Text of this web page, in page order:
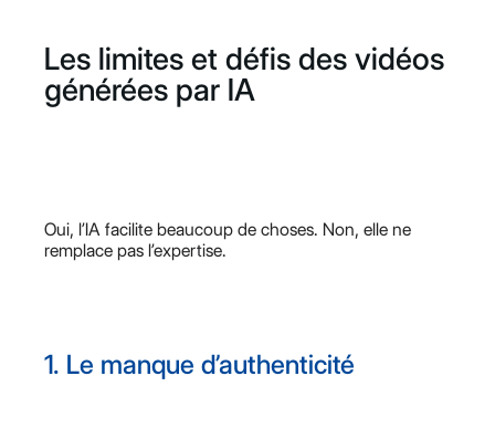
Les limites et défis des vidéos
générées par IA
Oui, l’IA facilite beaucoup de choses. Non, elle ne
remplace pas l’expertise.
1. Le manque d’authenticité